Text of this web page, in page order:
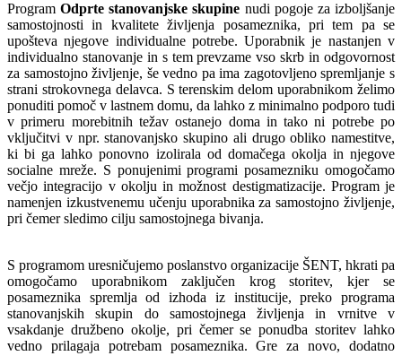
ProgramOdprte stanovanjske skupine nudi pogoje za izboljšanje
samostojnosti in kvalitete življenja posameznika, pri tem pa se
upošteva njegove individualne potrebe. Uporabnik je nastanjen v
individualno stanovanje in s tem prevzame vso skrb in odgovornost
za samostojno življenje, še vedno pa ima zagotovljeno spremljanje s
strani strokovnega delavca. S terenskim delom uporabnikom želimo
ponuditi pomoč v lastnem domu, da lahko z minimalno podporo tudi
v primeru morebitnih težav ostanejo doma in tako ni potrebe po
vključitvi v npr. stanovanjsko skupino ali drugo obliko namestitve,
ki bi ga lahko ponovno izolirala od domačega okolja in njegove
socialne mreže. S ponujenimi programi posamezniku omogočamo
večjo integracijo v okolju in možnost destigmatizacije. Program je
namenjen izkustvenemu učenju uporabnika za samostojno življenje,
pri čemer sledimo cilju samostojnega bivanja.
S programom uresničujemo poslanstvo organizacije ŠENT, hkrati pa
omogočamo uporabnikom zaključen krog storitev, kjer se
posameznika spremlja od izhoda iz institucije, preko programa
stanovanjskih skupin do samostojnega življenja in vrnitve v
vsakdanje družbeno okolje, pri čemer se ponudba storitev lahko
vedno prilagaja potrebam posameznika. Gre za novo, dodatno